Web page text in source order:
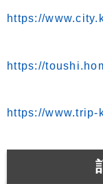
https://
https://
https://www.trip-